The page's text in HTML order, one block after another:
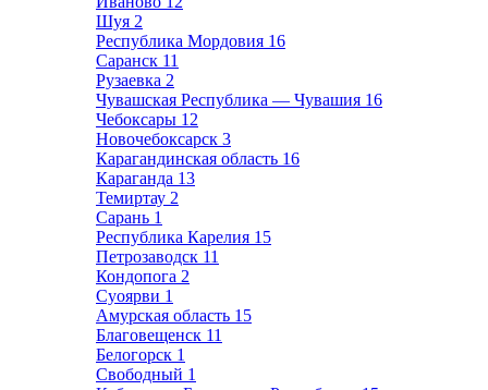
Шуя 2
Республика Мордовия 16
Саранск 11
Рузаевка 2
Чувашская Республика — Чувашия 16
Чебоксары 12
Новочебоксарск 3
Карагандинская область 16
Караганда 13
Темиртау 2
Сарань 1
Республика Карелия 15
Петрозаводск 11
Кондопога 2
Суоярви 1
Амурская область 15
Благовещенск 11
Белогорск 1
Свободный 1